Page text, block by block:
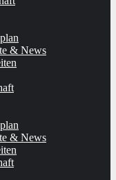
& News
& News